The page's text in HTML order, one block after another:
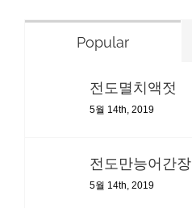
Popular
전도멸치액젓
5월 14th, 2019
전도만능어간장
5월 14th, 2019